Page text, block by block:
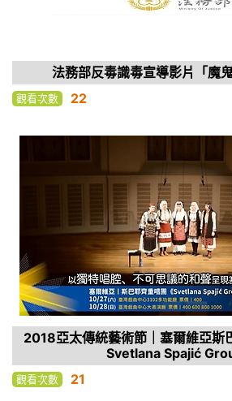
法務部反毒識毒宣導影片「魔
觀看次數 22
2018亞太傳統藝術節｜塞爾維亞斯
Svetlana Spajić
觀看次數 21